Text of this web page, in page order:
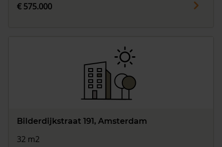
€ 575.000
Bilderdijkstraat 191, Amsterdam
32 m2